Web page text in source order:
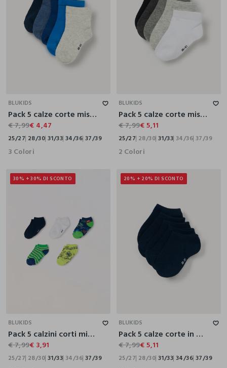
BLUKIDS
Pack 5 calze corte misto cotone
€ 7,99€ 4,47
25/27 28/30 31/33 34/36 37/39
3 Colori
BLUKIDS
Pack 5 calze corte misto cotone
€ 7,99€ 5,11
25/27 28/30 31/33 34/36 37/39
2 Colori
30% + 30% DI SCONTO
BLUKIDS
Pack 5 calzini corti misto cotone
€ 7,99€ 3,91
25/27 28/30 31/33 34/36 37/39
20% + 20% DI SCONTO
BLUKIDS
Pack 5 calze corte in misto cotone stretch
€ 7,99€ 5,11
25/27 28/30 31/33 34/36 37/39